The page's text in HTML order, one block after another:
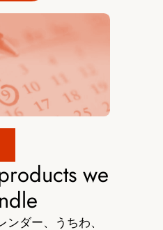
we
ダー、うちわ、